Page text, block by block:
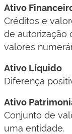
Ativo
Créditos e
de autorização
valores
Ativo Líquido
Diferença
Ativo
Conjunto de
uma entidade.